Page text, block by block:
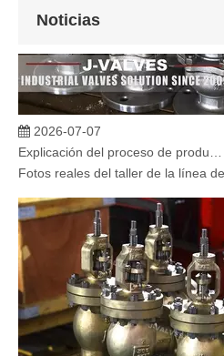
Noticias
Fotos reales del taller de la línea